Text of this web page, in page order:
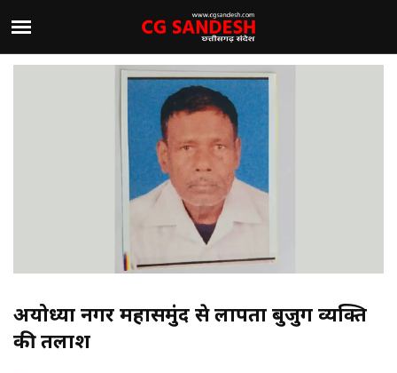
अयोध्या नगर महासमुंद से लापता बुजुर्ग व्यक्ति
की तलाश